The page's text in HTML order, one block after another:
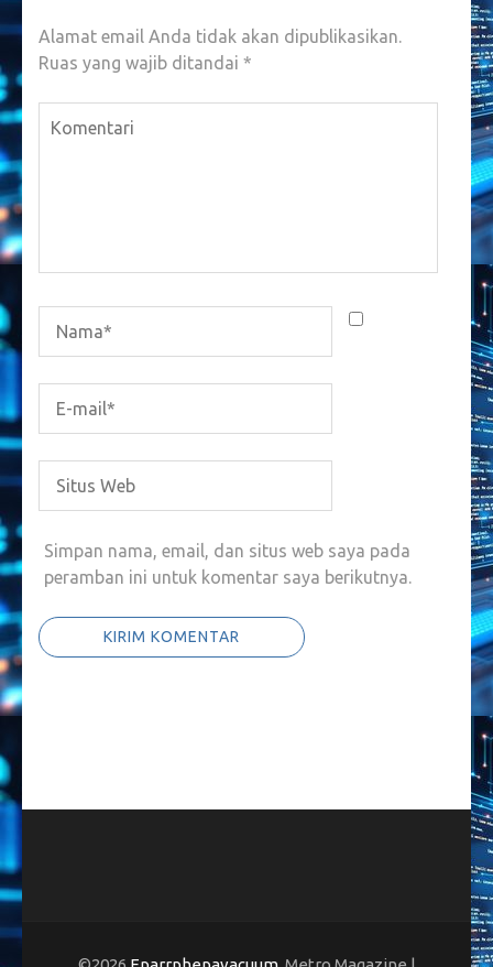
Alamat email Anda tidak akan dipublikasikan.
Ruas yang wajib ditandai *
Simpan nama, email, dan situs web saya pada
peramban ini untuk komentar saya berikutnya.